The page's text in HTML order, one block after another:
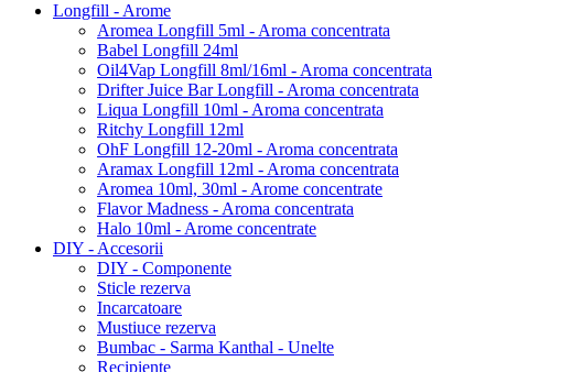
Longfill - Arome
Aromea Longfill 5ml - Aroma concentrata
Babel Longfill 24ml
Oil4Vap Longfill 8ml/16ml - Aroma concentrata
Drifter Juice Bar Longfill - Aroma concentrata
Liqua Longfill 10ml - Aroma concentrata
Ritchy Longfill 12ml
OhF Longfill 12-20ml - Aroma concentrata
Aramax Longfill 12ml - Aroma concentrata
Aromea 10ml, 30ml - Arome concentrate
Flavor Madness - Aroma concentrata
Halo 10ml - Arome concentrate
DIY - Accesorii
DIY - Componente
Sticle rezerva
Incarcatoare
Mustiuce rezerva
Bumbac - Sarma Kanthal - Unelte
Recipiente